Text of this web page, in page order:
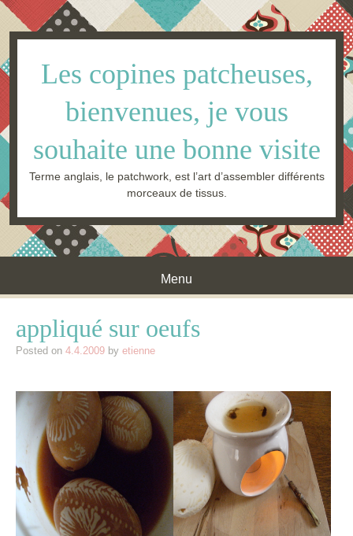
Les copines patcheuses,
bienvenues, je vous
souhaite une bonne visite
Terme anglais, le patchwork, est l’art d’assembler différents
morceaux de tissus.
Menu
appliqué sur oeufs
Posted on 4.4.2009 by etienne